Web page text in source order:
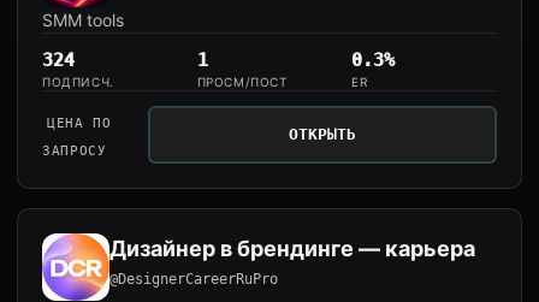
SMM tools
324
ПОДПИСЧ.
1
ПРОСМ/ПОСТ
0.3%
ER
ЦЕНА ПО
ЗАПРОСУ
ОТКРЫТЬ
Дизайнер в брендинге — карьера
@DesignerCareerRuPro